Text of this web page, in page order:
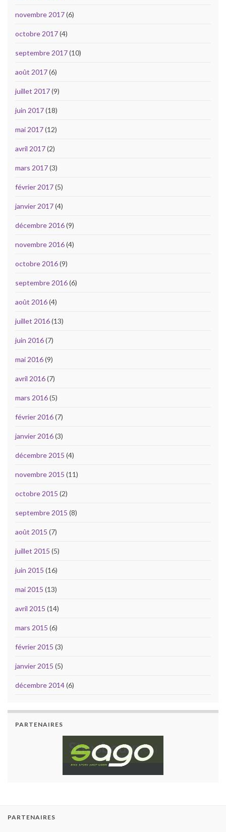
novembre 2017(6)
octobre 2017(4)
septembre 2017(10)
août 2017(6)
juillet 2017(9)
juin 2017(18)
mai 2017(12)
avril 2017(2)
mars 2017(3)
février 2017(5)
janvier 2017(4)
décembre 2016(9)
novembre 2016(4)
octobre 2016(9)
septembre 2016(6)
août 2016(4)
juillet 2016(13)
juin 2016(7)
mai 2016(9)
avril 2016(7)
mars 2016(5)
février 2016(7)
janvier 2016(3)
décembre 2015 (4)
novembre 2015 (11)
octobre 2015 (2)
septembre 2015 (8)
août 2015 (7)
juillet 2015 (5)
juin 2015 (16)
mai 2015 (13)
avril 2015 (14)
mars 2015 (6)
février 2015 (3)
janvier 2015 (5)
décembre 2014(6)
PARTENAIRES